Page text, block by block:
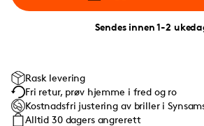
Sendes innen 1-2
Rask levering
Fri retur, prøv hjemme i fred og ro
Kostnadsfri justering av briller i
Alltid 30 dagers angrerett